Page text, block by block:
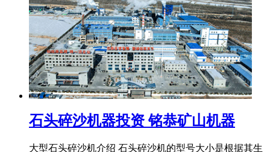
石头碎沙机器投资 铭恭矿山机器
大型石头碎沙机介绍 石头碎沙机的型号大小是根据其生